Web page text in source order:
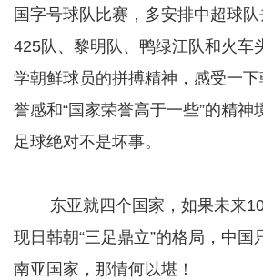
国字号球队比赛，多安排中超球队
425队、黎明队、鸭绿江队和火车
学朝鲜球员的拼搏精神，感受一
誉感和“国家荣誉高于一些”的精神
足球绝对不是坏事。
东亚就四个国家，如果未来
现日韩朝“三足鼎立”的格局，中国
南亚国家，那情何以堪！